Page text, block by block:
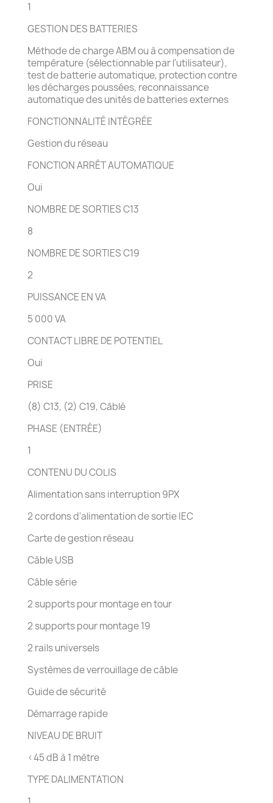
1
GESTION DES BATTERIES
Méthode de charge ABM ou à compensation de
température (sélectionnable par l’utilisateur),
test de batterie automatique, protection contre
les décharges poussées, reconnaissance
automatique des unités de batteries externes
FONCTIONNALITÉ INTÉGRÉE
Gestion du réseau
FONCTION ARRÊT AUTOMATIQUE
Oui
NOMBRE DE SORTIES C13
8
NOMBRE DE SORTIES C19
2
PUISSANCE EN VA
5 000 VA
CONTACT LIBRE DE POTENTIEL
Oui
PRISE
(8) C13, (2) C19, Câblé
PHASE (ENTRÉE)
1
CONTENU DU COLIS
Alimentation sans interruption 9PX
2 cordons d'alimentation de sortie IEC
Carte de gestion réseau
Câble USB
Câble série
2 supports pour montage en tour
2 supports pour montage 19
2 rails universels
Systèmes de verrouillage de câble
Guide de sécurité
Démarrage rapide
NIVEAU DE BRUIT
<45 dB à 1 mètre
TYPE DALIMENTATION